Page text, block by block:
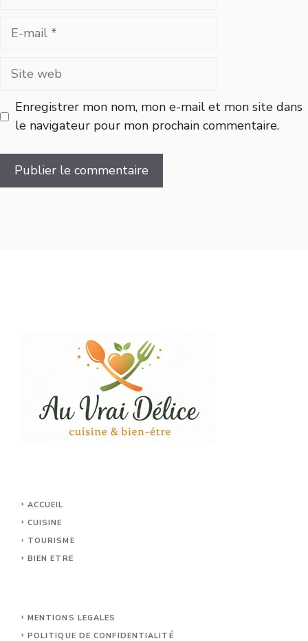
Site
Enregistrer mon nom, mon e-mail et mon site dans
le navigateur pour mon prochain commentaire.
ACCUEIL
CUISINE
TOURISME
BIEN ETRE
MENTIONS LEGALES
POLITIQUE DE CONFIDENTIALITÉ